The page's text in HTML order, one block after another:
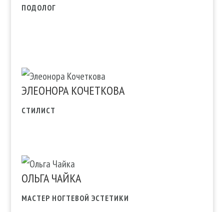
ПОДОЛОГ
ЭЛЕОНОРА КОЧЕТКОВА
СТИЛИСТ
ОЛЬГА ЧАЙКА
МАСТЕР НОГТЕВОЙ ЭСТЕТИКИ